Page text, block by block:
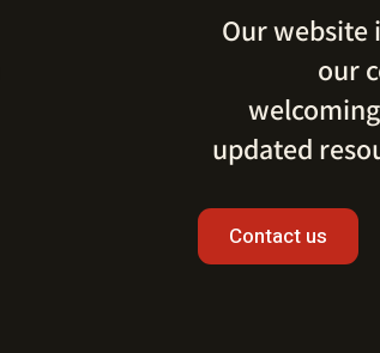
Our website
our
updated
Contact us